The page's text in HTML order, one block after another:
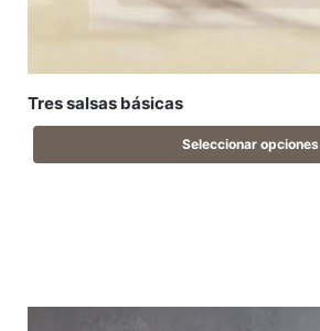
Tres salsas básicas
Seleccionar opciones